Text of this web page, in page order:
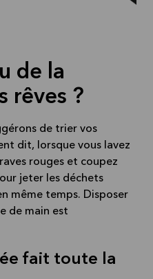
de la
rêves ?
de trier vos
dit, lorsque vous lavez
rouges et coupez
jeter les déchets
même temps. Disposer
de main est
fait toute la